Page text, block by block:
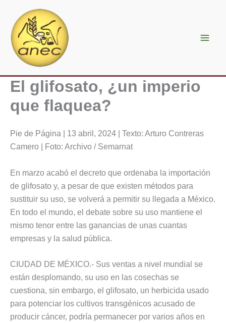
contenido
El glifosato, ¿un imperio
que flaquea?
Pie de Página | 13 abril, 2024 | Texto: Arturo Contreras
Camero | Foto: Archivo / Semarnat
En marzo acabó el decreto que ordenaba la importación
de glifosato y, a pesar de que existen métodos para
sustituir su uso, se volverá a permitir su llegada a México.
En todo el mundo, el debate sobre su uso mantiene el
mismo tenor entre las ganancias de unas cuantas
empresas y la salud pública.
CIUDAD DE MÉXICO.- Sus ventas a nivel mundial se
están desplomando, su uso en las cosechas se
cuestiona, sin embargo, el glifosato, un herbicida usado
para potenciar los cultivos transgénicos acusado de
producir cáncer, podría permanecer por varios años en